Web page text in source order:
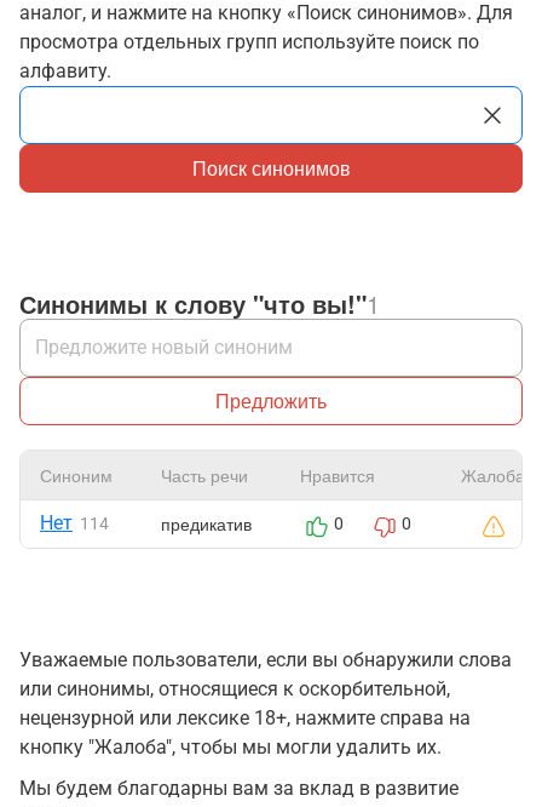
аналог, и нажмите на кнопку «Поиск синонимов». Для
просмотра отдельных групп используйте поиск по
алфавиту.
Поиск синонимов
Синонимы к слову "что вы!"1
Предложить
Синоним Часть речи Нравится Жалоба
Нет 114 предикатив 0 0
Уважаемые пользователи, если вы обнаружили слова
или синонимы, относящиеся к оскорбительной,
нецензурной или лексике 18+, нажмите справа на
кнопку "Жалоба", чтобы мы могли удалить их.
Мы будем благодарны вам за вклад в развитие